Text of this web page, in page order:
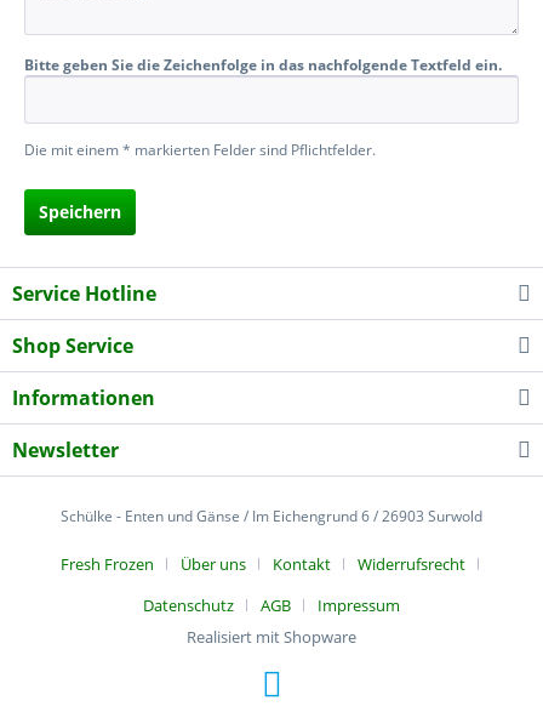
Bitte geben Sie die Zeichenfolge in das nachfolgende Textfeld ein.
Die mit einem * markierten Felder sind Pflichtfelder.
Speichern
Service Hotline
Shop Service
Informationen
Newsletter
Schülke - Enten und Gänse / Im Eichengrund 6 / 26903 Surwold
Fresh Frozen Über uns Kontakt
Widerrufsrecht
Datenschutz
AGB
Impressum
Realisiert mit Shopware